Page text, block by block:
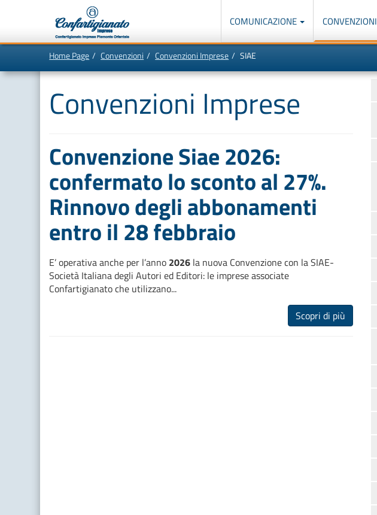
al
questa
navigazione
navigazione
principale:
COMUNICAZIONE CONVENZIONI
Home Page Convenzioni Convenzioni Imprese SIAE
Convenzioni Imprese
Convenzione Siae 2026:
confermato lo sconto al 27%.
Rinnovo degli abbonamenti
entro il 28 febbraio
E’ operativa anche per l’anno 2026 la nuova Convenzione con la SIAE-
Società Italiana degli Autori ed Editori: le imprese associate
Confartigianato che utilizzano...
Scopri di più